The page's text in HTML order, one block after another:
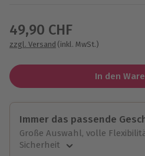
49,90 CHF
zzgl. Versand (inkl. MwSt.)
In den
Immer das passende
Große Auswahl, volle
Sicherheit